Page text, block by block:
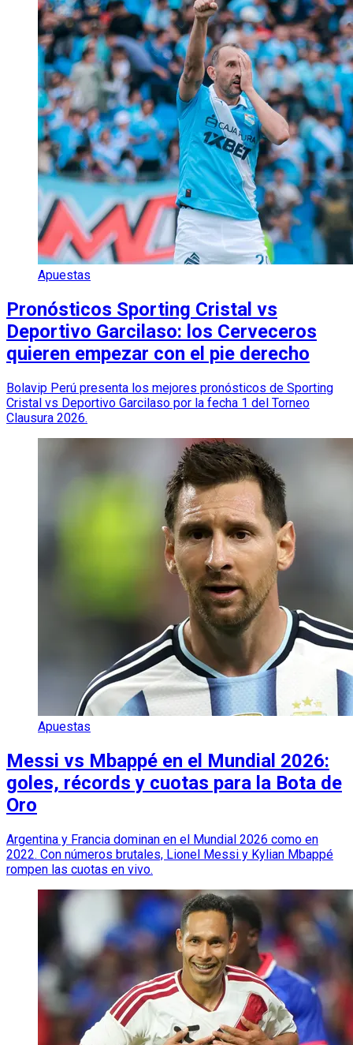
Apuestas
Pronósticos Sporting Cristal vs
Deportivo Garcilaso: los Cerveceros
quieren empezar con el pie derecho
Bolavip Perú presenta los mejores pronósticos de Sporting
Cristal vs Deportivo Garcilaso por la fecha 1 del Torneo
Clausura 2026.
Apuestas
Messi vs Mbappé en el Mundial 2026:
goles, récords y cuotas para la Bota de
Oro
Argentina y Francia dominan en el Mundial 2026 como en
2022. Con números brutales, Lionel Messi y Kylian Mbappé
rompen las cuotas en vivo.